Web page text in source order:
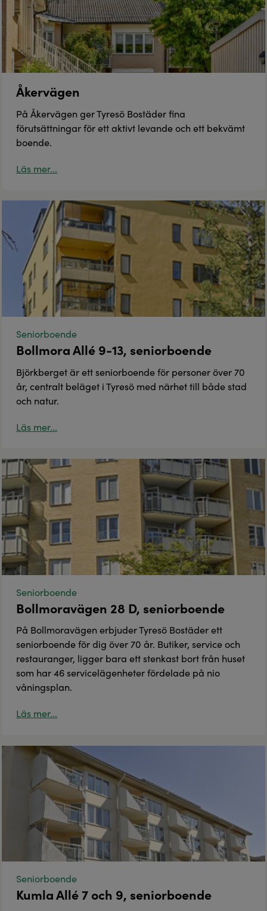
Åkervägen
På Åkervägen ger Tyresö Bostäder fina
förutsättningar för ett aktivt levande och ett bekvämt
boende.
Läs mer...
Seniorboende
Bollmora Allé 9-13, seniorboende
Björkberget är ett seniorboende för personer över 70
år, centralt beläget i Tyresö med närhet till både stad
och natur.
Läs mer...
Seniorboende
Bollmoravägen 28 D, seniorboende
På Bollmoravägen erbjuder Tyresö Bostäder ett
seniorboende för dig över 70 år. Butiker, service och
restauranger, ligger bara ett stenkast bort från huset
som har 46 servicelägenheter fördelade på nio
våningsplan.
Läs mer...
Seniorboende
Kumla Allé 7 och 9, seniorboende